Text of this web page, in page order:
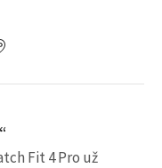
Fit 4 Pro už